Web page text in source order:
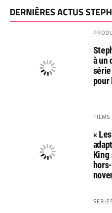
DERNIÈRES ACTUS
à un
série
pour
FILMS
«
King